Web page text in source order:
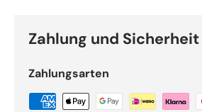
Zahlung und Sicherheit
Zahlungsarten